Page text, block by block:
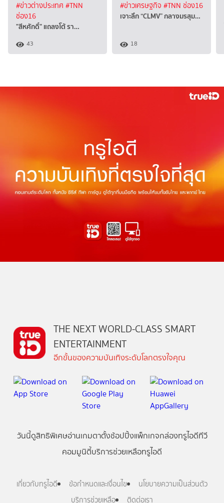
#ข่าวต่างประเทศ #TNN
ช่อง16
"สีหศักดิ์" แถลงโต้ ​รา…
43
#ข่าวเศรษฐกิจ #TNN ช่อง16
เจาะลึก “CLMV” กลางมรสุม…
18
THE NEXT WORLD-CLASS SMART
ENTERTAINMENT
อีกขั้นของความบันเทิงระดับโลกตรงใจคุณ
วันนี้ดูสิทธิพิเศษอ่านเกมตาตั้งช้อปปิ้งแพ็กเกจกล่องทรูไอดีทีวี
คอมมูนิตี้บริการช่วยเหลือทรูไอดี
เกี่ยวกับทรูไอดี ข้อกำหนดและเงื่อนไข
นโยบายความเป็นส่วนตัว
บริการช่วยเหลือ
ติดต่อเรา